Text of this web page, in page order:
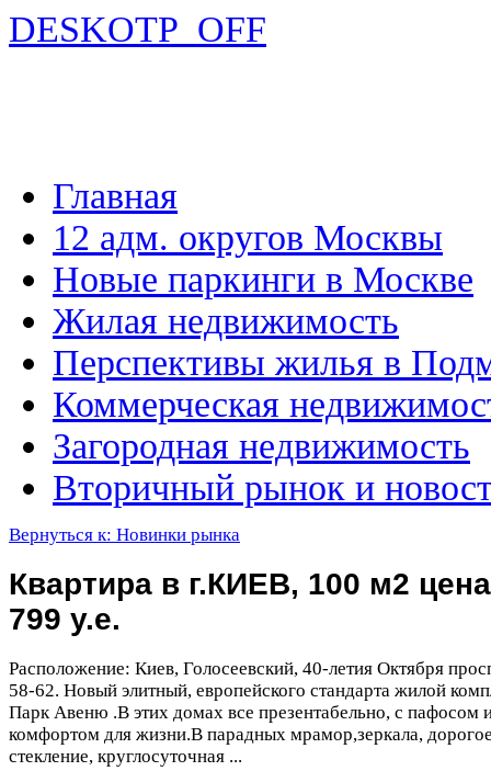
DESKOTP_OFF
Главная
12 адм. округов Москвы
Новые паркинги в Москве
Жилая недвижимость
Перспективы жилья в
Коммерческая
Загородная недвижимость
Вторичный рынок и
Вернуться к: Новинки рынка
Квартира в г.КИЕВ, 100 м2
799 у.е.
Расположение: Киев, Голосеевский, 40-летия Октября
58-62. Новый элитный, европейского стандарта жилой
Парк Авеню .В этих домах все презентабельно, с пафосом
комфортом для жизни.В парадных мрамор,зеркала,
стекление, круглосуточная ...